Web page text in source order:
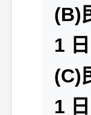
(B)
1 日
(C)
1 日